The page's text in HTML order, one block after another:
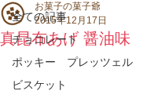
全ての記事
チョコレート
ポッキー プレッツェル
ビスケット
真昆布あげ 醤油味
お菓子の菓子爺
2015年12月17日